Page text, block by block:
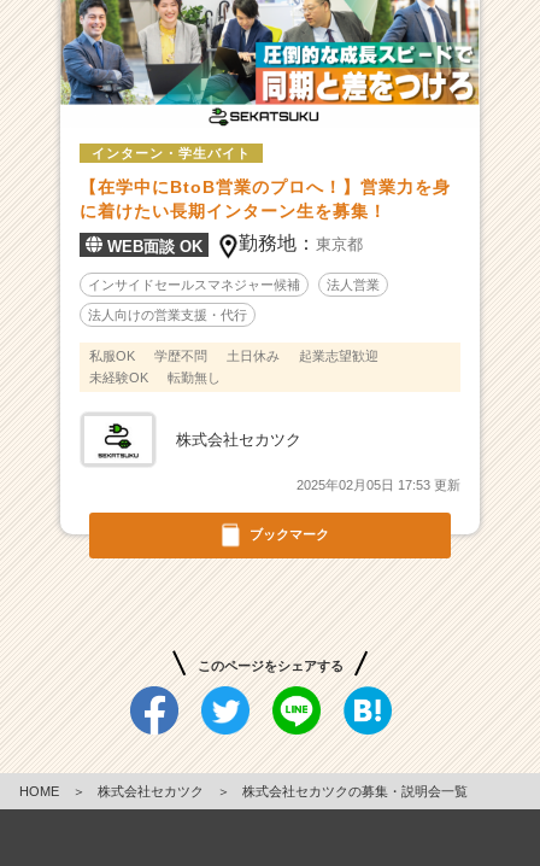
ー
ケ
テ
ィ
ン
の
プ
ロ
フ
ッ
シ
ョ
ナ
ル
ベ
ャ
ー・
か
ら
ス
ウ
ト
ブックマーク
インターン・学生バイト
【在学中にBtoB営業のプロへ！】営業力を身
に着けたい長期インターン生を募集！
WEB面談 OK 勤務地：東京都
インサイドセールスマネジャー候補 法人営業
法人向けの営業支援・代行
私服OK 学歴不問 土日休み
起業志望歓迎
未経験OK
転勤無し
株式会社セカツク
2025年02月05日 17:53 更新
このページをシェアする
HOME ＞ 株式会社セカツク ＞ 株式会社セカツクの募集・説明会一覧